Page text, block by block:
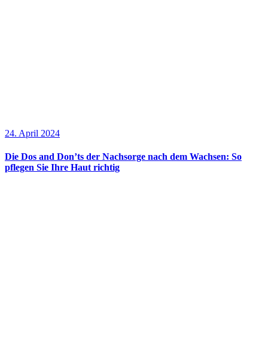
24. April 2024
Die Dos and Don’ts der Nachsorge nach dem Wachsen: So
pflegen Sie Ihre Haut richtig